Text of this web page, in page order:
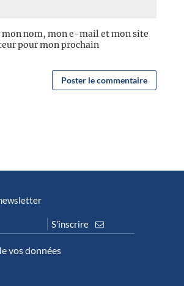
nom, mon e-mail et mon site
pour mon prochain
vos données